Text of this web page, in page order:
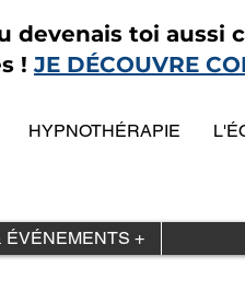
devenais toi aussi
! JE DÉCOUVRE
HYPNOTHÉRAPIE
ÉVÉNEMENTS +